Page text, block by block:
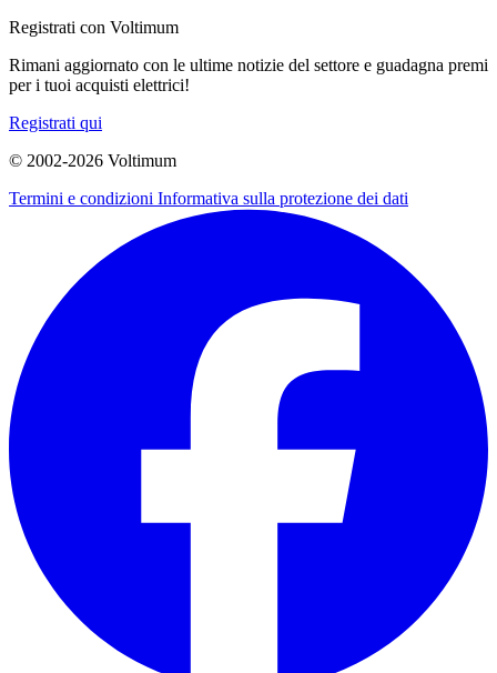
Registrati con Voltimum
Rimani aggiornato con le ultime notizie del settore e guadagna premi
per i tuoi acquisti elettrici!
Registrati qui
© 2002-2026 Voltimum
Termini e condizioni Informativa sulla protezione dei dati